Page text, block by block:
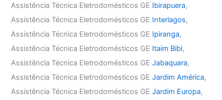
Assistência Técnica Eletrodomésticos GE Ibirapuera,
Assistência Técnica Eletrodomésticos GE Interlagos,
Assistência Técnica Eletrodomésticos GE Ipiranga,
Assistência Técnica Eletrodomésticos GE Itaim Bibi,
Assistência Técnica Eletrodomésticos GEJabaquara,
Assistência Técnica Eletrodomésticos GEJardim América,
Assistência Técnica Eletrodomésticos GEJardim Europa,